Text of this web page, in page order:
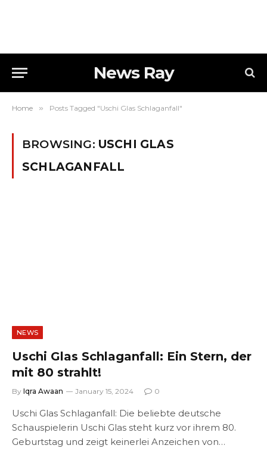
News Ray
Home » Posts Tagged "Uschi Glas Schlaganfall"
BROWSING: USCHI GLAS
SCHLAGANFALL
NEWS
Uschi Glas Schlaganfall: Ein Stern, der
mit 80 strahlt!
By Iqra Awaan January 15, 2024 0
Uschi Glas Schlaganfall: Die beliebte deutsche
Schauspielerin Uschi Glas steht kurz vor ihrem 80.
Geburtstag und zeigt keinerlei Anzeichen von…